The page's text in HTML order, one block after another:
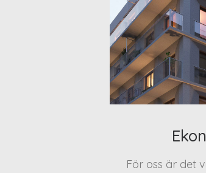
För oss är det